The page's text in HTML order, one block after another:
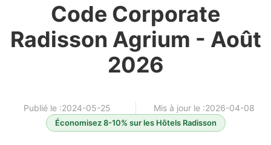
Code Corporate
Radisson Agrium - Août
2026
Publié le :2024-05-25 Mis à jour le :2026-04-08
Économisez 8-10% sur les Hôtels Radisson